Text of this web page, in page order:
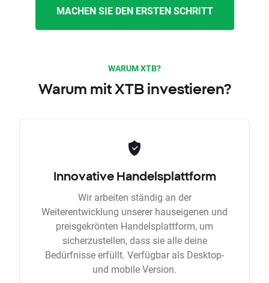
MACHEN SIE DEN ERSTEN SCHRITT
WARUM XTB?
Warum mit XTB investieren?
Innovative Handelsplattform
Wir arbeiten ständig an der
Weiterentwicklung unserer hauseigenen und
preisgekrönten Handelsplattform, um
sicherzustellen, dass sie alle deine
Bedürfnisse erfüllt. Verfügbar als Desktop-
und mobile Version.